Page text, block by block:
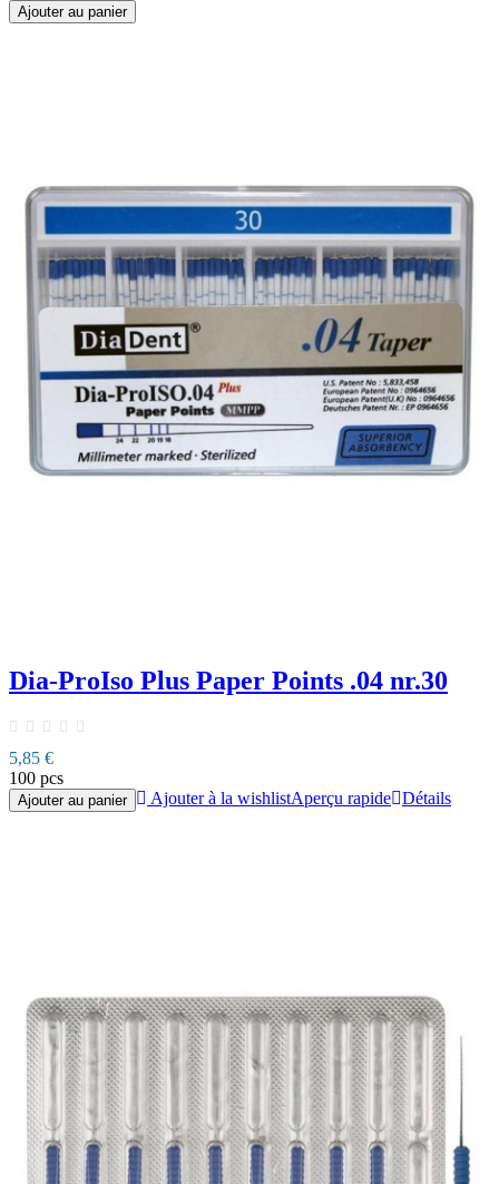
Ajouter au panier
Dia-ProIso Plus Paper Points .04 nr.30
5,85 €
100 pcs
Ajouter au panier Ajouter à la wishlistAperçu rapide Détails